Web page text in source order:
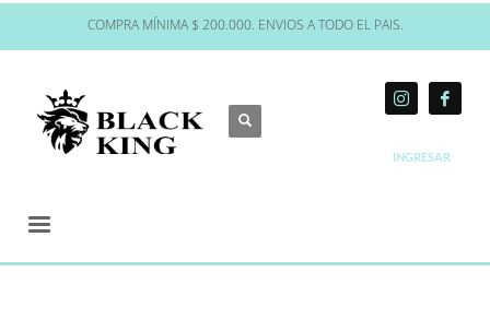
COMPRA MÍNIMA $ 200.000. ENVIOS A TODO EL PAIS.
INGRESAR